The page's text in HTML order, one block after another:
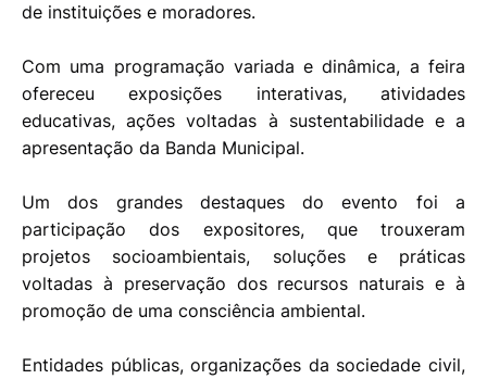
de instituições e moradores.
Com uma programação variada e dinâmica, a feira
ofereceu exposições interativas, atividades
educativas, ações voltadas à sustentabilidade e a
apresentação da Banda Municipal.
Um dos grandes destaques do evento foi a
participação dos expositores, que trouxeram
projetos socioambientais, soluções e práticas
voltadas à preservação dos recursos naturais e à
promoção de uma consciência ambiental.
Entidades públicas, organizações da sociedade civil,